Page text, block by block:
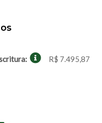
R$ 7.495,87